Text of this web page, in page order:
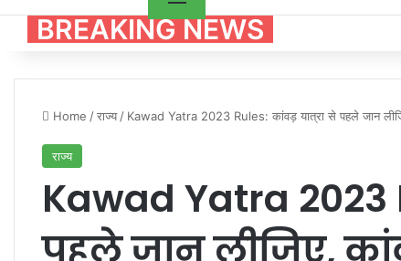
BREAKING NEWS
Home /राज्य / Kawad Yatra 2023 Rules: कांवड़ यात्रा से पहले जान
राज्य
Kawad Yatra 2023
पहले जान लीजिए,